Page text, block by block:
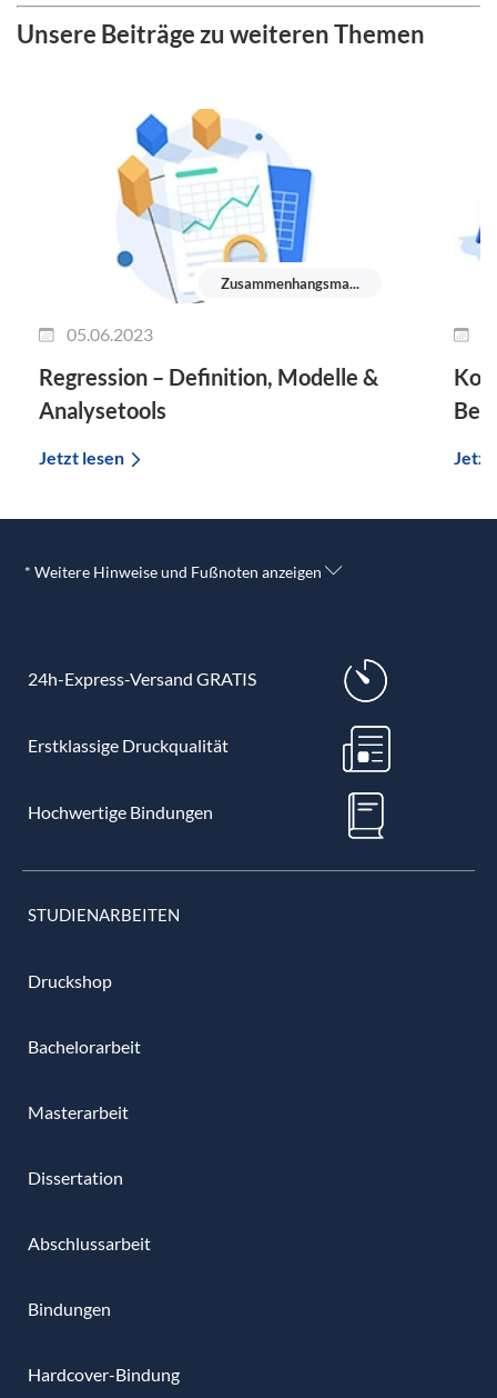
Unsere Beiträge zu weiteren Themen
Zusammenhangsma...
05.06.2023
Regression – Definition, Modelle &
Analysetools
Jetzt lesen Jetzt
* Weitere Hinweise und Fußnoten anzeigen
24h-Express-Versand GRATIS
Erstklassige Druckqualität
Hochwertige Bindungen
STUDIENARBEITEN
Druckshop
Bachelorarbeit
Masterarbeit
Dissertation
Abschlussarbeit
Bindungen
Hardcover-Bindung